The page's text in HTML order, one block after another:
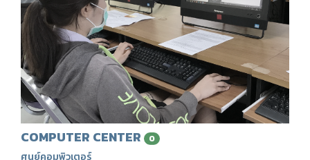
COMPUTER CENTER 0
ศูนย์คอมพิวเตอร์